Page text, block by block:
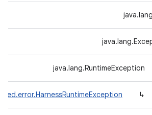
java.lang.RuntimeException
↳